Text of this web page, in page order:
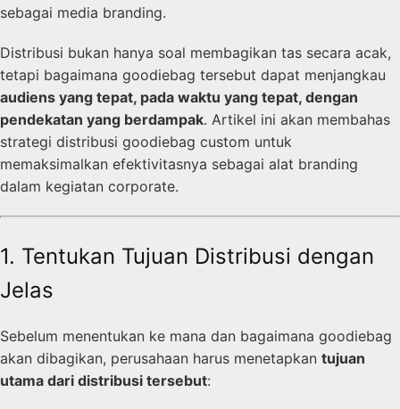
sebagai media branding.
Distribusi bukan hanya soal membagikan tas secara acak,
tetapi bagaimana goodiebag tersebut dapat menjangkau
audiens yang tepat, pada waktu yang tepat, dengan
pendekatan yang berdampak. Artikel ini akan membahas
strategi distribusi goodiebag custom untuk
memaksimalkan efektivitasnya sebagai alat branding
dalam kegiatan corporate.
1. Tentukan Tujuan Distribusi dengan
Jelas
Sebelum menentukan ke mana dan bagaimana goodiebag
akan dibagikan, perusahaan harus menetapkan tujuan
utama dari distribusi tersebut: